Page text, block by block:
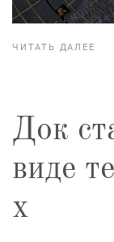
ЧИТАТЬ ДАЛЕЕ
Док
виде
х